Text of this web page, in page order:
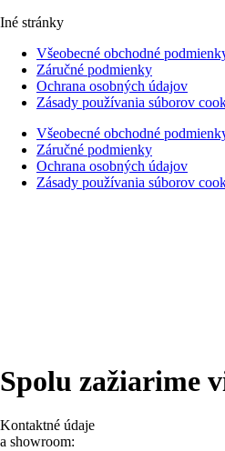
Iné stránky
Všeobecné obchodné
Záručné podmienky
Ochrana osobných údajov
Zásady používania súborov
Všeobecné obchodné
Záručné podmienky
Ochrana osobných údajov
Zásady používania súborov
Spolu zažiarime
Kontaktné údaje
a showroom: